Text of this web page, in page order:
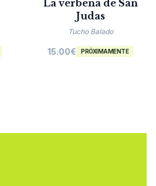
La verbena de San
Judas
Tucho Balado
15.00€ PRÓXIMAMENTE